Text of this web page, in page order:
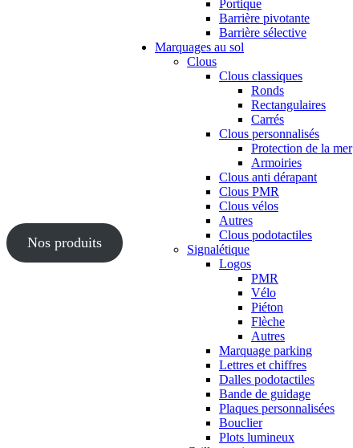
Nos produits
Portique
Barrière pivotante
Barrière sélective
Marquages au sol
Clous
Clous classiques
Ronds
Rectangulaires
Carrés
Clous personnalisés
Protection de la mer
Armoiries
Clous anti dérapant
Clous PMR
Clous vélos
Autres
Clous podotactiles
Signalétique
Logos
PMR
Vélo
Piéton
Flèche
Autres
Marquage parking
Lettres et chiffres
Dalles podotactiles
Bande de guidage
Plaques personnalisées
Bouclier
Plots lumineux